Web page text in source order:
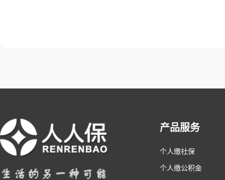
产品服务
个人缴社保
个人缴公积金